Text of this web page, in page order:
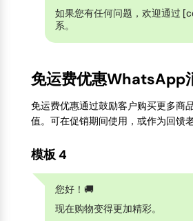
如果您有任何问题，欢迎通过
系。
免运费优惠WhatsApp
免运费优惠通过鼓励客户购买更多商
值。可在促销期间使用，或作为回馈
模板 4
您好！🚚
现在购物变得更加精彩。